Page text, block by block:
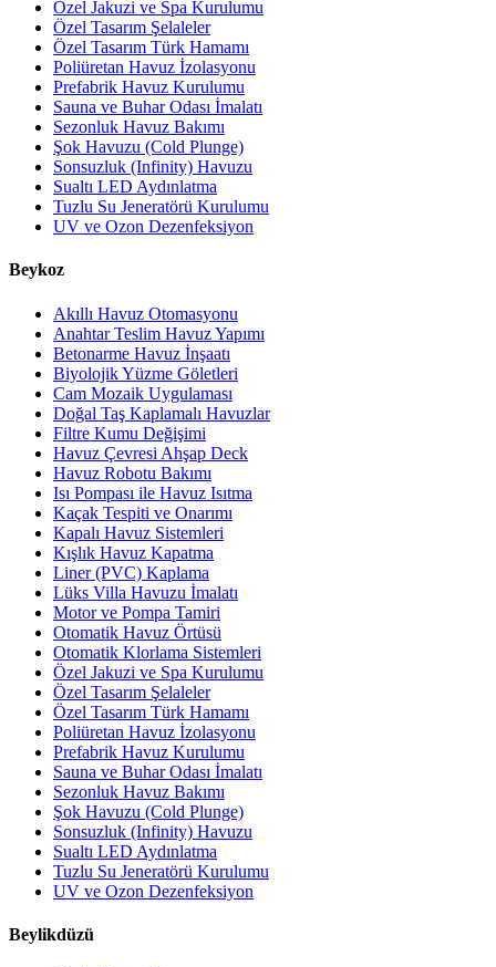
Özel Jakuzi ve Spa Kurulumu
Özel Tasarım Şelaleler
Özel Tasarım Türk Hamamı
Poliüretan Havuz İzolasyonu
Prefabrik Havuz Kurulumu
Sauna ve Buhar Odası İmalatı
Sezonluk Havuz Bakımı
Şok Havuzu (Cold Plunge)
Sonsuzluk (Infinity) Havuzu
Sualtı LED Aydınlatma
Tuzlu Su Jeneratörü Kurulumu
UV ve Ozon Dezenfeksiyon
Beykoz
Akıllı Havuz Otomasyonu
Anahtar Teslim Havuz Yapımı
Betonarme Havuz İnşaatı
Biyolojik Yüzme Göletleri
Cam Mozaik Uygulaması
Doğal Taş Kaplamalı Havuzlar
Filtre Kumu Değişimi
Havuz Çevresi Ahşap Deck
Havuz Robotu Bakımı
Isı Pompası ile Havuz Isıtma
Kaçak Tespiti ve Onarımı
Kapalı Havuz Sistemleri
Kışlık Havuz Kapatma
Liner (PVC) Kaplama
Lüks Villa Havuzu İmalatı
Motor ve Pompa Tamiri
Otomatik Havuz Örtüsü
Otomatik Klorlama Sistemleri
Özel Jakuzi ve Spa Kurulumu
Özel Tasarım Şelaleler
Özel Tasarım Türk Hamamı
Poliüretan Havuz İzolasyonu
Prefabrik Havuz Kurulumu
Sauna ve Buhar Odası İmalatı
Sezonluk Havuz Bakımı
Şok Havuzu (Cold Plunge)
Sonsuzluk (Infinity) Havuzu
Sualtı LED Aydınlatma
Tuzlu Su Jeneratörü Kurulumu
UV ve Ozon Dezenfeksiyon
Beylikdüzü